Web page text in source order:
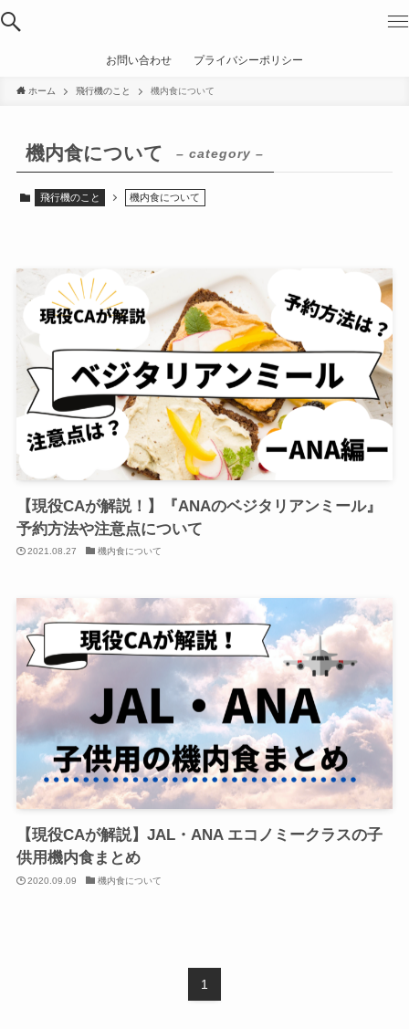
お問い合わせ プライバシーポリシー
ホーム 飛行機のこと 機内食について
機内食について – category –
飛行機のこと 機内食について
【現役CAが解説！】『ANAのベジタリアンミール』
予約方法や注意点について
2021.08.27 機内食について
【現役CAが解説】JAL・ANA エコノミークラスの子
供用機内食まとめ
2020.09.09 機内食について
1